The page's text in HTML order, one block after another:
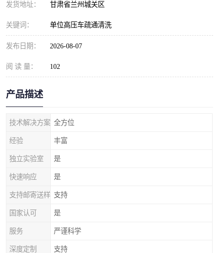
发货地址： 甘肃省兰州城关区
关键词： 单位高压车疏通清洗
发布日期： 2026-08-07
阅 读 量： 102
产品描述
技术解决方案 全方位
经验 丰富
独立实验室 是
快速响应 是
支持邮寄送样 支持
国家认可 是
服务 严谨科学
深度定制 支持